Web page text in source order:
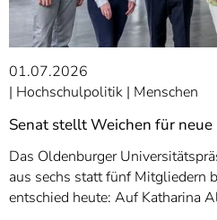
01.07.2026
Hochschulpolitik Menschen
Senat stellt Weichen für
Das Oldenburger
aus sechs statt fünf Mitgliedern
entschied heute: Auf Katharina